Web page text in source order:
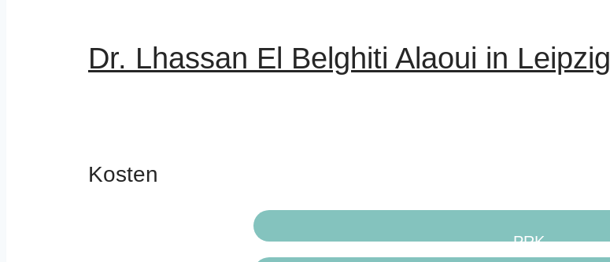
Dr. Lhassan El Belghiti Alaoui in Leipzig
Kosten
PRK